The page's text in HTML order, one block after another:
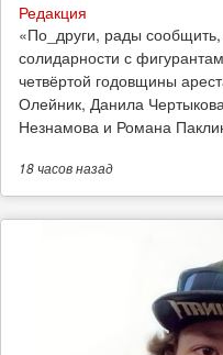
Редакция
​«По_други, рады
солидарности с
четвёртой годовщины
Олейник, Данила
Незнамова и Романа
18 часовназад